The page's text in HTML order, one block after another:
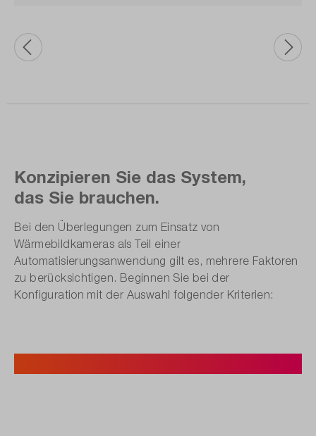
Konzipieren Sie das System,
das Sie brauchen.
Bei den Überlegungen zum Einsatz von
Wärmebildkameras als Teil einer
Automatisierungsanwendung gilt es, mehrere Faktoren
zu berücksichtigen. Beginnen Sie bei der
Konfiguration mit der Auswahl folgender Kriterien: